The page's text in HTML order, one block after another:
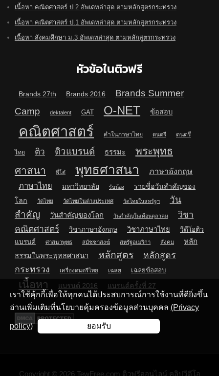
เนื้อหา คณิตศาสตร์ ป.2 อัพเดทล่าสุด ตามหลักสูตรกระทรวง
เนื้อหา คณิตศาสตร์ ป.1 อัพเดทล่าสุด ตามหลักสูตรกระทรวง
เนื้อหา สังคมศึกษา ม.3 อัพเดทล่าสุด ตามหลักสูตรกระทรวง
หัวข้อในติวฟรี
Brands 27th Brands 2016
Brands Summer
Camp
dektalent GAT O-NET ข้อสอบ
คณิตศาสตร์ คำในภาษาไทย ดนตรี ดนตรี
ไทย ติว ติวแบรนด์ ธรรมะ
พระพุทธ
ศาสนา
พี่โต๋ พุทธศาสนา ภาษาอังกฤษ
ภาษาไทย มหาวิทยาลัย รับน้อง
รายชื่อวันสำคัญของ
โลก
วัดไทย วัดไทยในต่างประเทศ วัดไทยในสหรัฐฯ
วัน
สำคัญ
วันสำคัญของโลก วันสำคัญในเดือนตุลาคม
วิชา
คณิตศาสตร์
วิชาภาษาอังกฤษ วิชาภาษาไทย
วีดีโอติว
แบรนด์
ศาสนาพุทธ สมัชชาสงฆ์ สหรัฐอเมริกา สังคม
หลัก
ธรรมในพระพุทธศาสนา
หลักสูตร
หลักสูตร
กระทรวง
เครื่องดนตรีไทย เฉลย เฉลยข้อสอบ
เนื้อหา แบรนด์ 2016 แบรนด์ครั้งที่ 27
เราใช้คุ้กกี้เพื่อให้ทุกคนได้ประสบการณ์การใช้งานที่ดียิ่งขึ้น
อ่านเพิ่มเติมที่นโยบายคุ้มครองข้อมูลส่วนบุคคล (Privacy
policy) ยอมรับ
Copyright © 2026 TewFree.com ติวฟรีออนไลน์ คลิปวีดีโอ